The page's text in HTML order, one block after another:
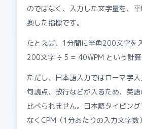
のではなく、入力した文字量を、
換した指標です。
たとえば、1分間に半角200文字を
200文字 ÷ 5 = 40WPM という計算
ただし、日本語入力ではローマ字入
句読点、改行などが入るため、英
比べられません。日本語タイピン
なくCPM（1分あたりの入力文字数